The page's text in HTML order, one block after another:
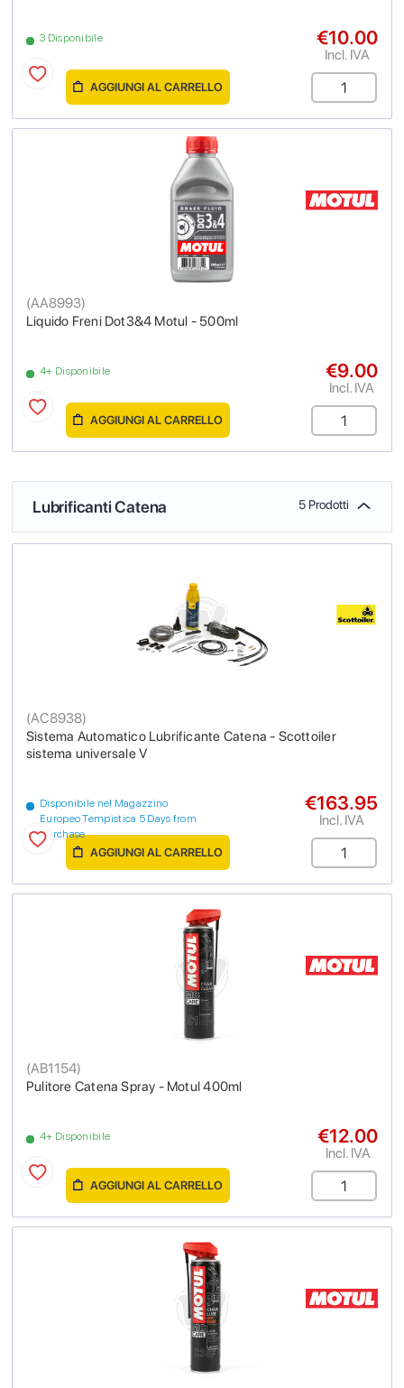
3 Disponibile €10.00
Incl. IVA
AGGIUNGI AL CARRELLO
Liquido Freni Dot3&4 Motul - 500ml
(AA8993)
4+ Disponibile €9.00
Incl. IVA
AGGIUNGI AL CARRELLO
Lubrificanti Catena 5 Prodotti
Sistema Automatico Lubrificante Catena - Scottoiler
sistema universale V
(AC8938)
Disponibile nel Magazzino
Europeo Tempistica 5 Days from
purchase
€163.95
Incl. IVA
AGGIUNGI AL CARRELLO
Pulitore Catena Spray - Motul 400ml
(AB1154)
4+ Disponibile €12.00
Incl. IVA
AGGIUNGI AL CARRELLO